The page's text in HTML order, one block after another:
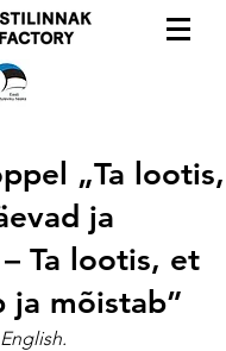
„Ta lootis,
ja
Ta lootis, et
ja mõistab”